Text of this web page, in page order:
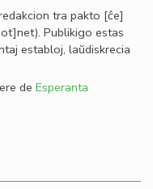
tra pakto [ĉe]
. Publikigo estas
establoj, laŭdiskrecia
de Esperanta